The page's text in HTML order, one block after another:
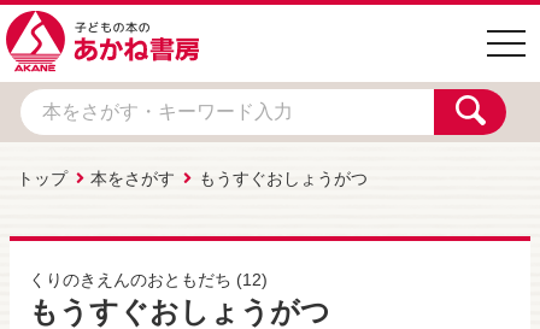
トップ 本をさがす もうすぐおしょうがつ
くりのきえんのおともだち (12)
もうすぐおしょうがつ